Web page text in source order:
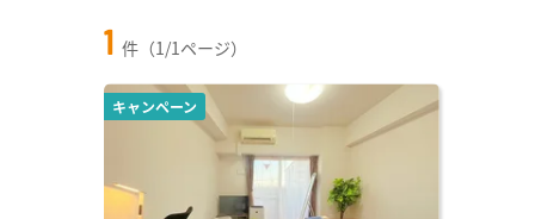
1 件（1/1ページ）
キャンペーン